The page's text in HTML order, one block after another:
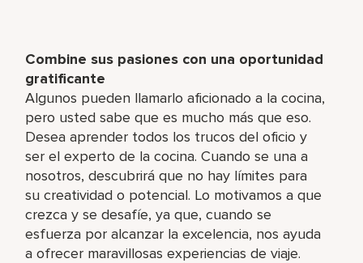
Combine sus pasiones con una oportunidad
gratificante
Algunos pueden llamarlo aficionado a la cocina,
pero usted sabe que es mucho más que eso.
Desea aprender todos los trucos del oficio y
ser el experto de la cocina. Cuando se una a
nosotros, descubrirá que no hay límites para
su creatividad o potencial. Lo motivamos a que
crezca y se desafíe, ya que, cuando se
esfuerza por alcanzar la excelencia, nos ayuda
a ofrecer maravillosas experiencias de viaje.